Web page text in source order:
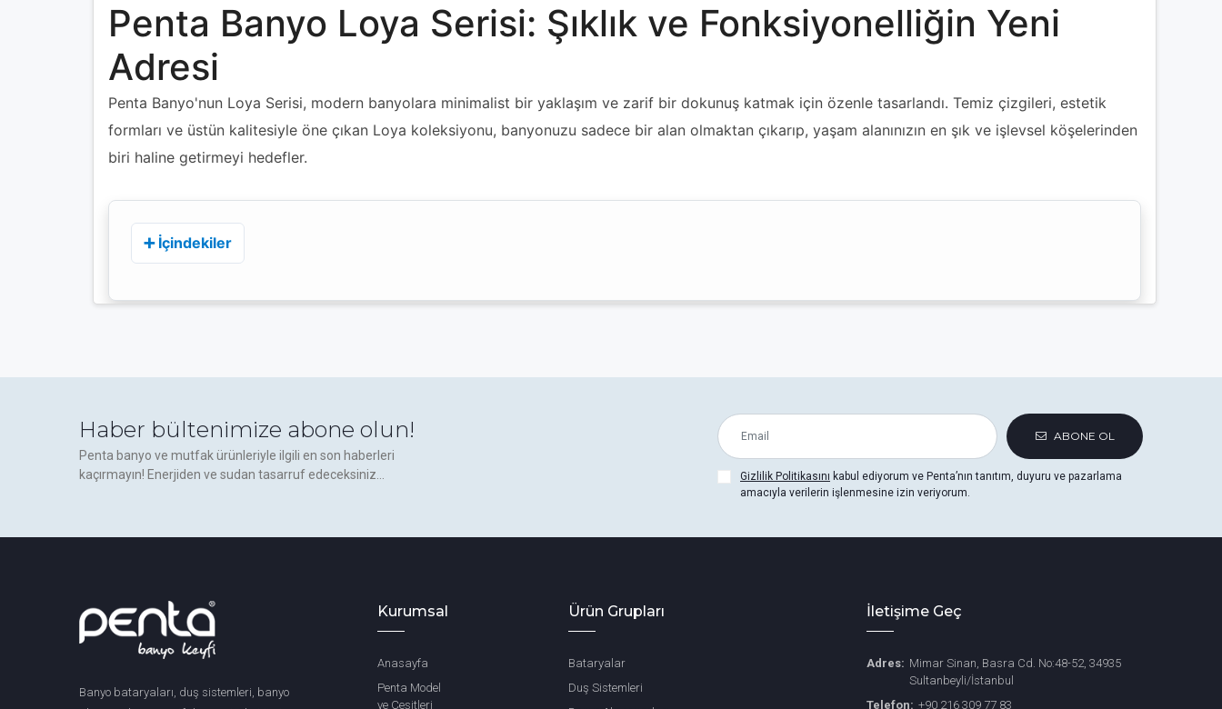
Penta Banyo Loya Serisi: Şıklık ve Fonksiyonelliğin Yeni
Adresi
Penta Banyo'nun Loya Serisi, modern banyolara minimalist bir yaklaşım ve zarif bir dokunuş katmak için özenle tasarlandı. Temiz çizgileri, estetik
formları ve üstün kalitesiyle öne çıkan Loya koleksiyonu, banyonuzu sadece bir alan olmaktan çıkarıp, yaşam alanınızın en şık ve işlevsel köşelerinden
biri haline getirmeyi hedefler.
➕ İçindekiler
Loya Serisi, banyonuzun tüm ihtiyaçlarını modern ve estetik çözümlerle karşılayacak geniş bir ürün yelpazesine sahiptir. Koleksiyon içerisinde başlıca
Bataryalar:Lavabo bataryaları, banyo bataryaları, duş bataryaları ve mutfak bataryaları gibi ana kullanım alanlarına yönelik bataryalar.
Duş Sistemleri:
Askılıklar:Tekli, ikili veya çoklu askılıklar.
Kapaklı, kapaksız ve bekletmeli tuvalet kağıtlıkları.
Klozet Fırçaları:Modern tasarımlı klozet fırçaları.
Haber bültenimize abone olun!
Penta banyo ve mutfak ürünleriyle ilgili en son haberleri
kaçırmayın! Enerjiden ve sudan tasarruf edeceksiniz...
ABONE OL
Gizlilik Politikasını kabul ediyorum ve Penta’nın tanıtım, duyuru ve pazarlama
amacıyla verilerin işlenmesine izin veriyorum.
Banyo bataryaları, duş sistemleri, banyo
Kurumsal
Anasayfa
Penta Model
ve Çeşitleri
Ürün Grupları
Bataryalar
Duş Sistemleri
İletişime Geç
Adres: Mimar Sinan, Basra Cd. No:48-52, 34935
Sultanbeyli/İstanbul
Telefon: +90 216 309 77 83